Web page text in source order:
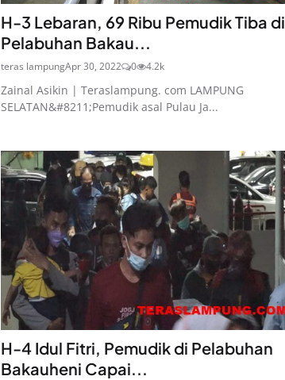
H-3 Lebaran, 69 Ribu Pemudik Tiba di
Pelabuhan Bakau...
teras lampungApr 30, 2022 0 4.2k
Zainal Asikin | Teraslampung. com LAMPUNG
SELATAN&#8211;Pemudik asal Pulau Ja...
H-4 Idul Fitri, Pemudik di Pelabuhan
Bakauheni Capai...